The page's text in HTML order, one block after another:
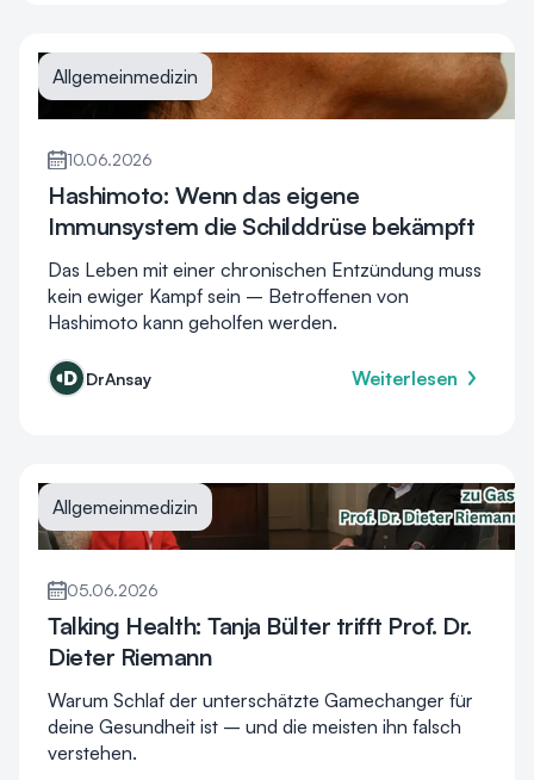
Allgemeinmedizin
10.06.2026
Hashimoto: Wenn das eigene
Immunsystem die Schilddrüse bekämpft
Das Leben mit einer chronischen Entzündung muss
kein ewiger Kampf sein – Betroffenen von
Hashimoto kann geholfen werden.
DrAnsay Weiterlesen
Allgemeinmedizin
05.06.2026
Talking Health: Tanja Bülter trifft Prof. Dr.
Dieter Riemann
Warum Schlaf der unterschätzte Gamechanger für
deine Gesundheit ist – und die meisten ihn falsch
verstehen.